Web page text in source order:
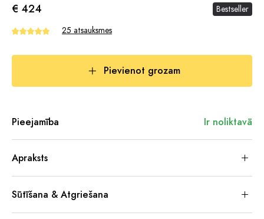
€ 424
Bestseller
25 atsauksmes
Pievienot grozam
Pieejamība Ir noliktavā
Apraksts
Sūtīšana & Atgriešana